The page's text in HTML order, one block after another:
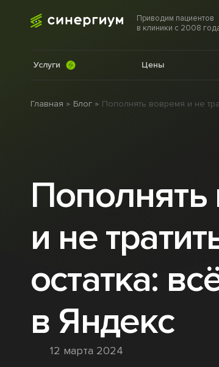
Приводим пациентов
в клиники с 2008
Услуги Цены
Главная Блог Пополнять вовремя и не
и не
остатка:
в Яндекс
12 марта 2024